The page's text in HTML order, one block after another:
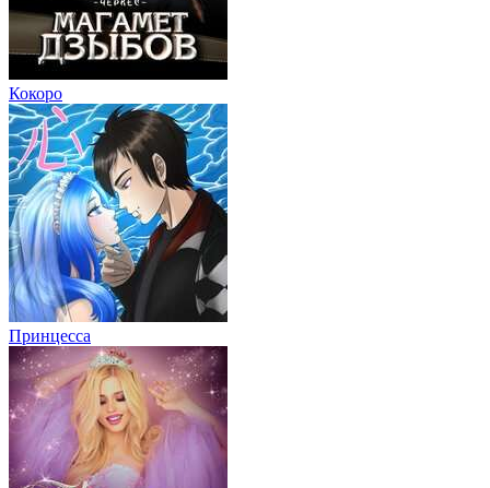
Кокоро
Принцесса